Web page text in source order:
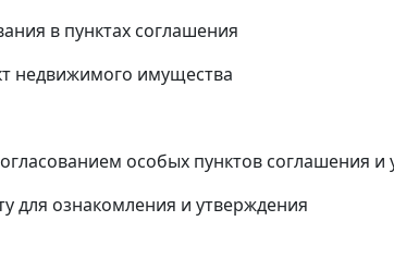
в пунктах соглашения
недвижимого имущества
особых пунктов соглашения и
для ознакомления и утверждения